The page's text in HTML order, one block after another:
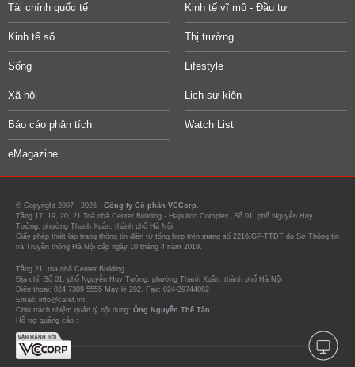
Tài chính quốc tế Kinh tế vĩ mô - Đầu tư
Kinh tế số Thị trường
Sống Lifestyle
Xã hội Lịch sự kiện
Báo cáo phân tích Watch List
eMagazine
© Copyright 2007 - 2026 - Công ty Cổ phần VCCorp.
Tầng 17, 19, 20, 21 Toà nhà Center Building - Hapulico Complex, Số 01, phố Nguyễn Huy
Tưởng, phường Thanh Xuân, thành phố Hà Nội
Giấy phép thiết lập trang thông tin điện tử tổng hợp trên mạng số 2216/GP-TTĐT do Sở Thông tin
và Truyền thông Hà Nội cấp ngày 10 tháng 4 năm 2019.
Tầng 21, tòa nhà Center Building.
Địa chỉ: Số 01, phố Nguyễn Huy Tưởng, phường Thanh Xuân, thành phố Hà Nội
Điện thoại: 024 7309 5555 Máy lẻ 292. Fax: 024-39744082
Email: info@cafef.vn
Chịu trách nhiệm quản lý nội dung: Ông Nguyễn Thế Tân
Hỗ trợ quảng cáo :